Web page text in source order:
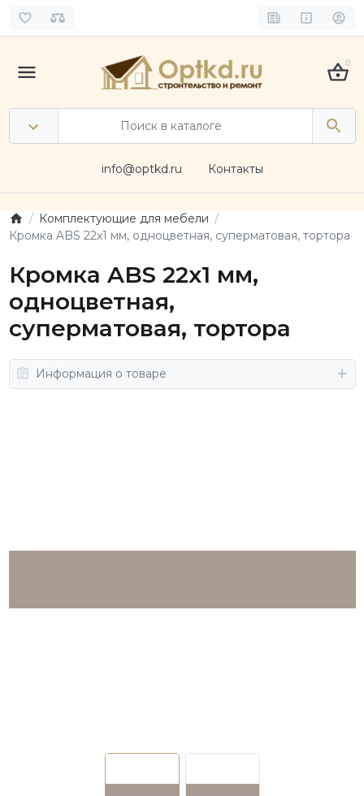
0
info@optkd.ru Контакты
Комплектующие для мебели
Кромка ABS 22х1 мм, одноцветная, суперматовая, тортора
Кромка ABS 22х1 мм,
одноцветная,
суперматовая, тортора
Информация о товаре